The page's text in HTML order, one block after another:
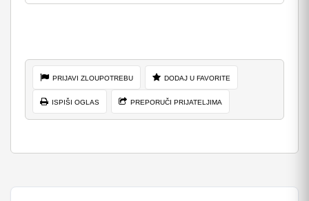
PRIJAVI ZLOUPOTREBU DODAJ U FAVORITE
ISPIŠI OGLAS PREPORUČI PRIJATELJIMA